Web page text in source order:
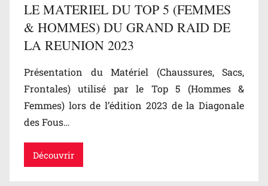
LE MATERIEL DU TOP 5 (FEMMES
& HOMMES) DU GRAND RAID DE
LA REUNION 2023
Présentation du Matériel (Chaussures, Sacs,
Frontales) utilisé par le Top 5 (Hommes &
Femmes) lors de l’édition 2023 de la Diagonale
des Fous…
Découvrir